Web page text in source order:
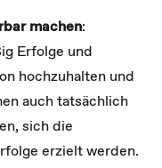
machen:
Erfolge und
hochzuhalten und
auch tatsächlich
sich die
erzielt werden.